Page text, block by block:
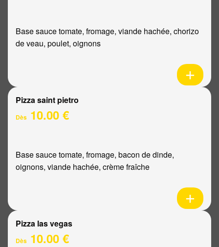
Base sauce tomate, fromage, viande hachée, chorizo
de veau, poulet, oignons
Pizza saint pietro
Dès 10.00 €
Base sauce tomate, fromage, bacon de dinde,
oignons, viande hachée, crème fraîche
Pizza las vegas
Dès 10.00 €